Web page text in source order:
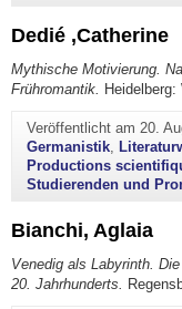
Dedié ,Catherine
Mythische Motivierung.
Frühromantik. Heidelberg:
Veröffentlicht am 20.
Germanistik,
Productions
Studierenden und
Bianchi, Aglaia
Venedig als Labyrinth.
20. Jahrhunderts.